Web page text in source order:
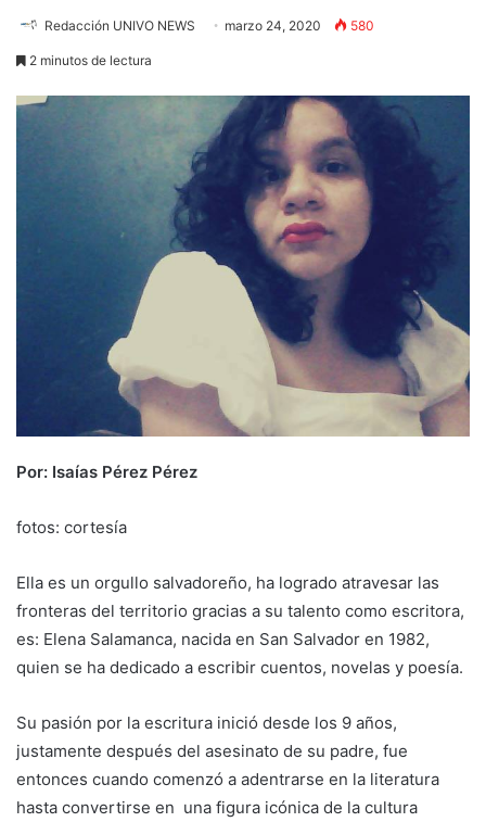
Redacción UNIVO NEWS marzo 24, 2020 580
2 minutos de lectura
Por: Isaías Pérez Pérez
fotos: cortesía
Ella es un orgullo salvadoreño, ha logrado atravesar las
fronteras del territorio gracias a su talento como escritora,
es: Elena Salamanca, nacida en San Salvador en 1982,
quien se ha dedicado a escribir cuentos, novelas y poesía.
Su pasión por la escritura inició desde los 9 años,
justamente después del asesinato de su padre, fue
entonces cuando comenzó a adentrarse en la literatura
hasta convertirse en una figura icónica de la cultura